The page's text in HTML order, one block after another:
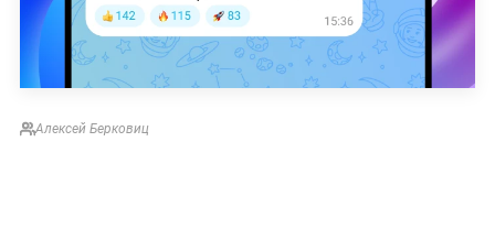
Алексей Берковиц